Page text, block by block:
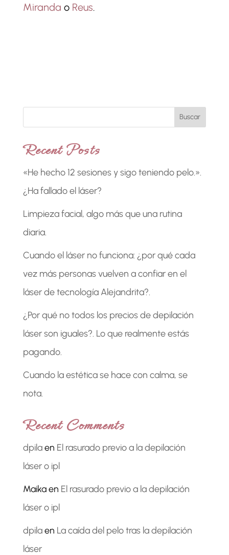
Miranda o Reus.
Buscar
Recent Posts
«He hecho 12 sesiones y sigo teniendo pelo.».
¿Ha fallado el láser?
Limpieza facial, algo más que una rutina
diaria.
Cuando el láser no funciona: ¿por qué cada
vez más personas vuelven a confiar en el
láser de tecnología Alejandrita?.
¿Por qué no todos los precios de depilación
láser son iguales?. Lo que realmente estás
pagando.
Cuando la estética se hace con calma, se
nota.
Recent Comments
dpilaen El rasurado previo a la depilación
láser o ipl
Maikaen El rasurado previo a la depilación
láser o ipl
dpilaen La caída del pelo tras la depilación
láser